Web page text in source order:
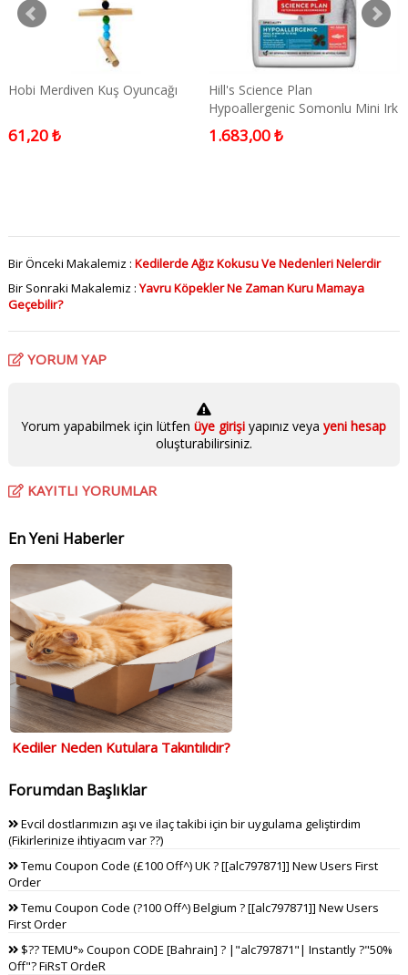
Hobi Merdiven Kuş Oyuncağı
61,20 ₺
Hill's Science Plan
Hypoallergenic Somonlu Mini Irk
Tahılsız Yetişkin Köpek Maması
1.5 Kg
1.683,00 ₺
Bir Önceki Makalemiz : Kedilerde Ağız Kokusu Ve Nedenleri Nelerdir
Bir Sonraki Makalemiz :Yavru Köpekler Ne Zaman Kuru Mamaya
Geçebilir?
YORUM YAP
Yorum yapabilmek için lütfenüye girişiyapınız veya yeni hesap
oluşturabilirsiniz.
KAYITLI YORUMLAR
En Yeni Haberler
Kediler Neden Kutulara Takıntılıdır?
Forumdan Başlıklar
Evcil dostlarımızın aşı ve ilaç takibi için bir uygulama geliştirdim
(Fikirlerinize ihtiyacım var ??)
Temu Coupon Code (£100 Off^) UK ? [[alc797871]] New Users First
Order
Temu Coupon Code (?100 Off^) Belgium ? [[alc797871]] New Users
First Order
$?? TEMU°» Coupon CODE [Bahrain] ? |"alc797871"| Instantly ?"50%
Off"? FiRsT OrdeR